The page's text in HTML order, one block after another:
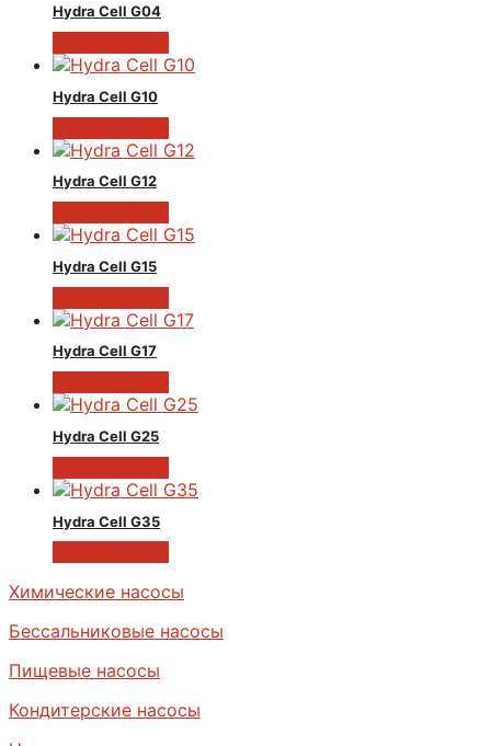
Hydra Cell G04
Hydra Cell G10
Hydra Cell G12
Hydra Cell G15
Hydra Cell G17
Hydra Cell G25
Hydra Cell G35
Химические насосы
Бессальниковые насосы
Пищевые насосы
Кондитерские насосы